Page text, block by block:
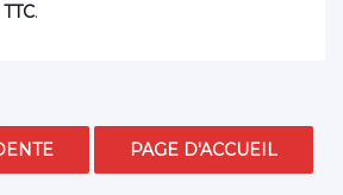
TTC.